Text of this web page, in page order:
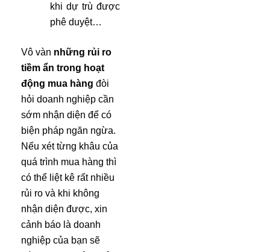
khi dự trù được
phê duyệt…
Vô vàn những rủi ro
tiềm ẩn trong hoạt
động mua hàng đòi
hỏi doanh nghiệp cần
sớm nhận diện để có
biện pháp ngăn ngừa.
Nếu xét từng khâu của
quá trình mua hàng thì
có thể liệt kê rất nhiều
rủi ro và khi không
nhận diện được, xin
cảnh báo là doanh
nghiệp của bạn sẽ